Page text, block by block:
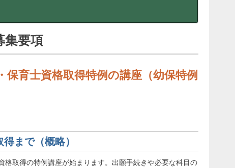
要項
育士資格取得特例の講座（幼保特例
まで（概略）
取得の特例講座が始まります。出願手続きや必要な科目の